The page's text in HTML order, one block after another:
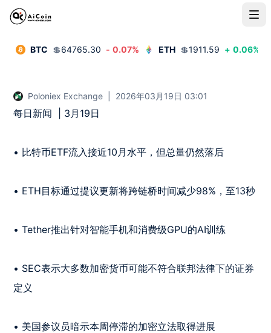
BTC 💲64765.30 - 0.07% ETH 💲1911.59 + 0.06%
Poloniex Exchange 2026年03月19日 03:01
每日新闻  | 3月19日
• 比特币ETF流入接近10月水平，但总量仍然落后
• ETH目标通过提议更新将跨链桥时间减少98%，至13秒
• Tether推出针对智能手机和消费级GPU的AI训练
• SEC表示大多数加密货币可能不符合联邦法律下的证券
定义
• 美国参议员暗示本周停滞的加密立法取得进展